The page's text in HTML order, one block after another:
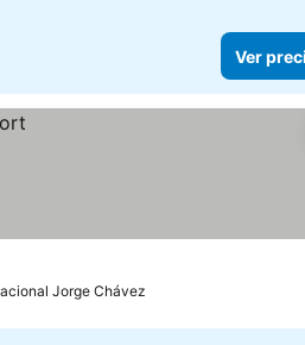
Ver
Jorge Chávez